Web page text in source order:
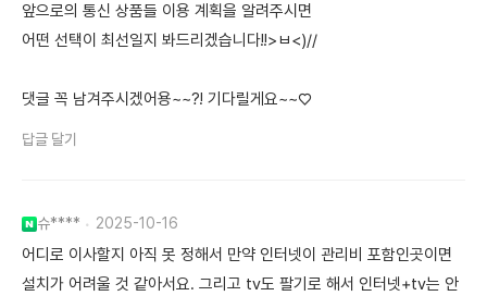
앞으로의 통신 상품들 이용 계획을 알려주시면
어떤 선택이 최선일지 봐드리겠습니다!!>ㅂ<)//
댓글 꼭 남겨주시겠어용~~?! 기다릴게요~~♡
답글 달기
슈**** 2025-10-16
어디로 이사할지 아직 못 정해서 만약 인터넷이 관리비 포함인곳이면
설치가 어려울 것 같아서요. 그리고 tv도 팔기로 해서 인터넷+tv는 안